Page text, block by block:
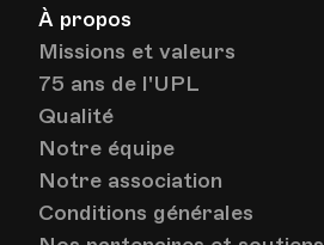
À propos
Missions et valeurs
75 ans de l'UPL
Qualité
Notre équipe
Notre association
Conditions générales